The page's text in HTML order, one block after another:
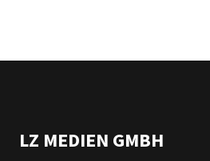
LZ MEDIEN GMBH